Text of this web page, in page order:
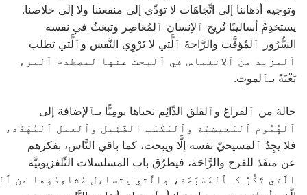
وتوجيه أذهاننا إلى اتِّجَاهَات لا تؤدِّي إلى منفعتنا ولا إلى خلاصنا.
يستخدِمُ أساليبًا تُريح ﭐلإنسان ﭐلمُعَاصِر وتبعَثُ في نفسه
السُّرُور ﭐلمُؤقَّت والرَّاحةَ ﭐلَّتي لا تَرْوِي النَّفس وﭐلَّتي تطلب
ﭐلمزيد من ﭐلاِنغماس في ﭐلبحث عنها ليصطدم ﭐلمرء
بَغْتَةً بـﭑلموت.
حالة من ﭐلفراغ وﭐلقلق الدِّائِم نحياها يومِيًّا بـﭑلإضافة إلى
ﭐلهُمُوم ﭐلمَعِيشِيَّة وﭐلمَكْسَب الضَّئِيل وﭐلعمل ﭐلمُهَدَّد،
فلا يجِدُ ﭐلمسيحيّ نفسه إلَّا ويبحث، كما باقي النَّاس، بفكرهم
عن منفَذ للفرح والرَّاحَة، فيطرُق باب المسلسلات التِّلفزيونِيَّة
الَّتي تَكُرُّ كـﭑلمَسْبَحَة، والَّتي يتساءل مُشاهِدُوها عن